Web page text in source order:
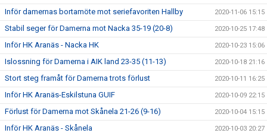
Inför damernas bortamöte mot seriefavoriten Hallby 2020-11-06 15:15
Stabil seger för Damerna mot Nacka 35-19 (20-8) 2020-10-25 17:48
Inför HK Aranäs - Nacka HK 2020-10-23 15:06
Islossning för Damerna i AIK land 23-35 (11-13) 2020-10-18 21:16
Stort steg framåt för Damerna trots förlust 2020-10-11 16:25
Inför HK Aranäs-Eskilstuna GUIF 2020-10-09 22:15
Förlust för Damerna mot Skånela 21-26 (9-16) 2020-10-04 15:15
Inför HK Aranäs - Skånela 2020-10-03 20:27